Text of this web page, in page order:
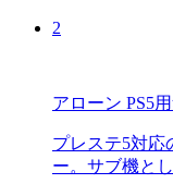
2
アローン PS5
プレステ5対応
ー。サブ機と